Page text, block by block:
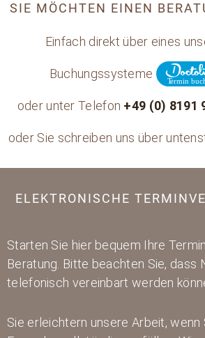
SIE MÖCHTEN EINEN
Einfach direkt über eines
Buchungssysteme
oder unter Telefon +49 (0) 8191
oder Sie schreiben uns über
ELEKTRONISCHE
Starten Sie hier bequem Ihre
Beratung. Bitte beachten Sie, dass
telefonisch vereinbart werden
Sie erleichtern unsere Arbeit, wenn